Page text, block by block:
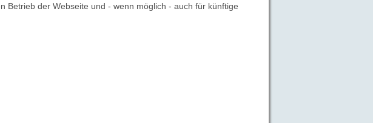
Betrieb der Webseite und - wenn möglich - auch für künftige